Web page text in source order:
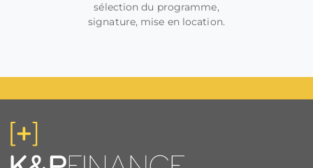
sélection du programme,
signature, mise en location.